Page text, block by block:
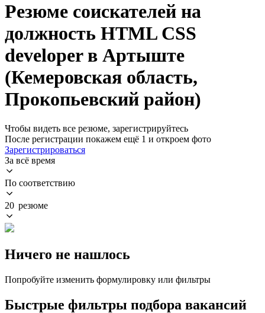
Резюме соискателей на
должность HTML CSS
developer в Артыште
(Кемеровская область,
Прокопьевский район)
Чтобы видеть все резюме, зарегистрируйтесь
После регистрации покажем ещё 1 и откроем фото
Зарегистрироваться
За всё время
По соответствию
20 резюме
Ничего не нашлось
Попробуйте изменить формулировку или фильтры
Быстрые фильтры подбора вакансий